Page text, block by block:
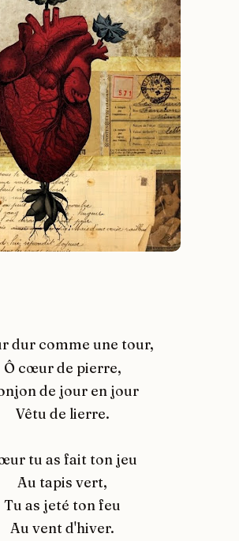
dur comme une tour,
Ô cœur de pierre,
de jour en jour
Vêtu de lierre.
tu as fait ton jeu
Au tapis vert,
Tu as jeté ton feu
Au vent d'hiver.